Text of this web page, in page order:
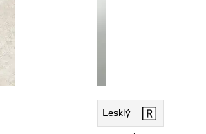
Lesklý